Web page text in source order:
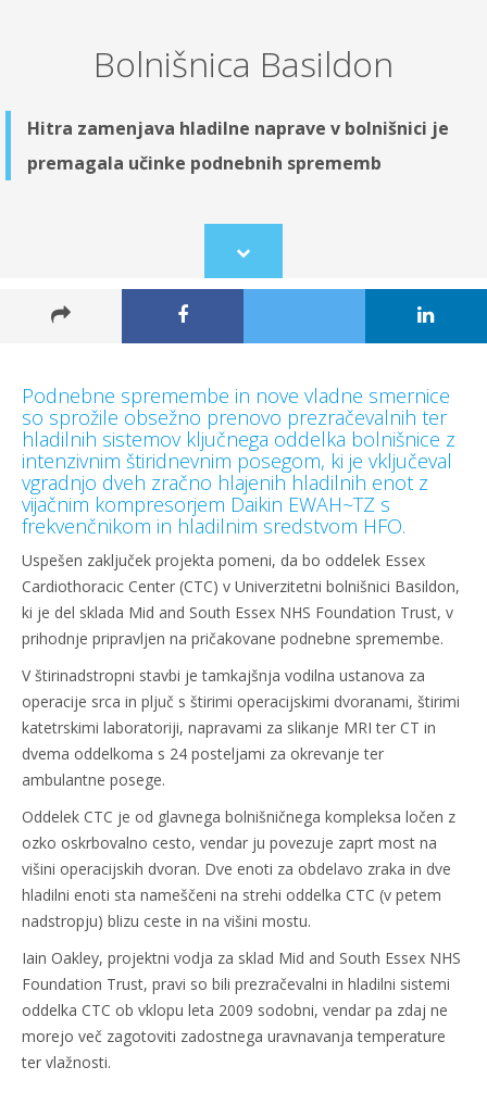
Bolnišnica Basildon
Hitra zamenjava hladilne naprave v bolnišnici je
premagala učinke podnebnih sprememb
Scroll
to
Podnebne spremembe in nove vladne smernice
so sprožile obsežno prenovo prezračevalnih ter
hladilnih sistemov ključnega oddelka bolnišnice z
intenzivnim štiridnevnim posegom, ki je vključeval
vgradnjo dveh zračno hlajenih hladilnih enot z
vijačnim kompresorjem Daikin EWAH~TZ s
frekvenčnikom in hladilnim sredstvom HFO.
Uspešen zaključek projekta pomeni, da bo oddelek Essex
Cardiothoracic Center (CTC) v Univerzitetni bolnišnici Basildon,
ki je del sklada Mid and South Essex NHS Foundation Trust, v
prihodnje pripravljen na pričakovane podnebne spremembe.
V štirinadstropni stavbi je tamkajšnja vodilna ustanova za
operacije srca in pljuč s štirimi operacijskimi dvoranami, štirimi
katetrskimi laboratoriji, napravami za slikanje MRI ter CT in
dvema oddelkoma s 24 posteljami za okrevanje ter
ambulantne posege.
Oddelek CTC je od glavnega bolnišničnega kompleksa ločen z
ozko oskrbovalno cesto, vendar ju povezuje zaprt most na
višini operacijskih dvoran. Dve enoti za obdelavo zraka in dve
hladilni enoti sta nameščeni na strehi oddelka CTC (v petem
nadstropju) blizu ceste in na višini mostu.
Iain Oakley, projektni vodja za sklad Mid and South Essex NHS
Foundation Trust, pravi so bili prezračevalni in hladilni sistemi
oddelka CTC ob vklopu leta 2009 sodobni, vendar pa zdaj ne
morejo več zagotoviti zadostnega uravnavanja temperature
ter vlažnosti.